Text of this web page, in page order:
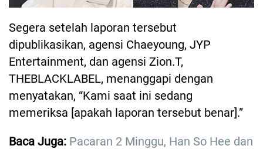
Segera setelah laporan tersebut
dipublikasikan, agensi Chaeyoung, JYP
Entertainment, dan agensi Zion.T,
THEBLACKLABEL, menanggapi dengan
menyatakan, “Kami saat ini sedang
memeriksa [apakah laporan tersebut benar].”
Baca Juga: Pacaran 2 Minggu, Han So Hee dan